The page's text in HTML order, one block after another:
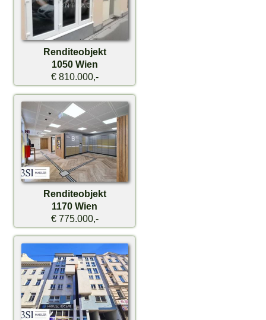
Renditeobjekt
1050 Wien
€ 810.000,-
Renditeobjekt
1170 Wien
€ 775.000,-